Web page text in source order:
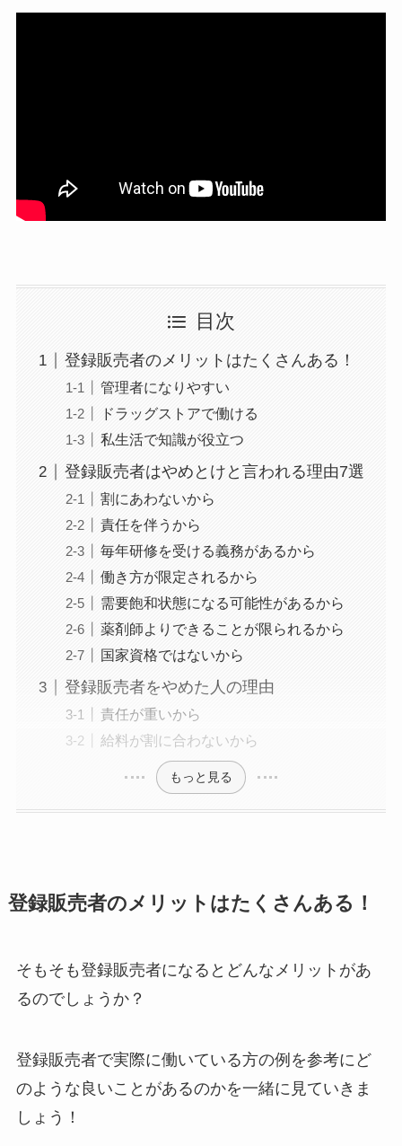
目次
登録販売者のメリットはたくさんある！
管理者になりやすい
ドラッグストアで働ける
私生活で知識が役立つ
登録販売者はやめとけと言われる理由7選
割にあわないから
責任を伴うから
毎年研修を受ける義務があるから
働き方が限定されるから
需要飽和状態になる可能性があるから
薬剤師よりできることが限られるから
国家資格ではないから
登録販売者をやめた人の理由
責任が重いから
給料が割に合わないから
もっと見る
登録販売者のメリットはたくさんある！
そもそも登録販売者になるとどんなメリットがあ
るのでしょうか？
登録販売者で実際に働いている方の例を参考にど
のような良いことがあるのかを一緒に見ていきま
しょう！